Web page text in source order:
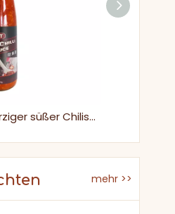
Niedriger Zucker würziger süßer Chilisauce Koreanische thailändische Dip -Sauce für Home & Commercial -Nutzung
mehr >>